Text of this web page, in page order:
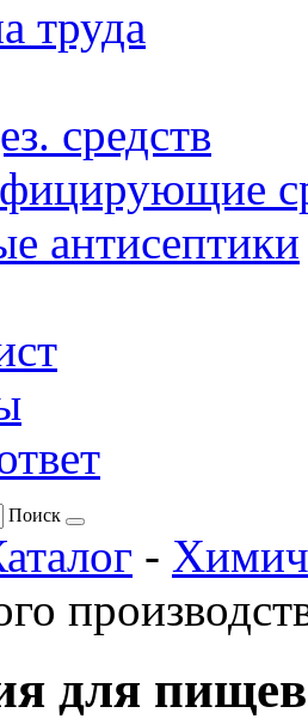
труда
средств
антисептики
Поиск
-
для